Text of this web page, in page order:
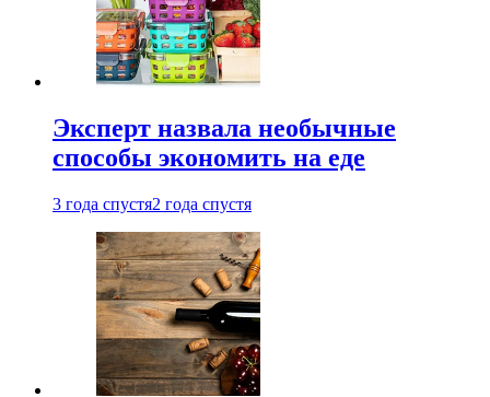
Эксперт назвала необычные
способы экономить на еде
3 года спустя2 года спустя